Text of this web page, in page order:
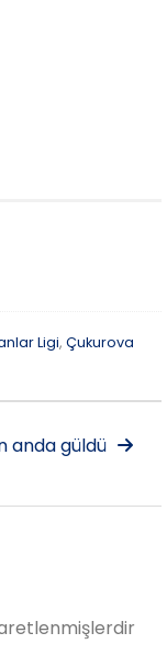
Ligi, Çukurova
anda güldü